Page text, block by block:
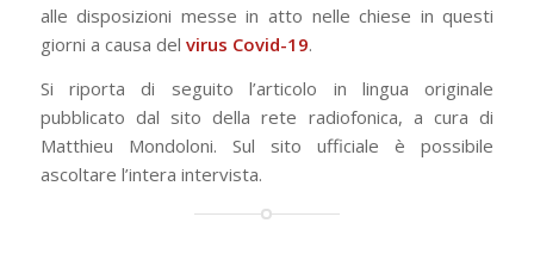
alle disposizioni messe in atto nelle chiese in questi
giorni a causa del virus Covid-19.
Si riporta di seguito l’articolo in lingua originale
pubblicato dal sito della rete radiofonica, a cura di
Matthieu Mondoloni. Sul sito ufficiale è possibile
ascoltare l’intera intervista.